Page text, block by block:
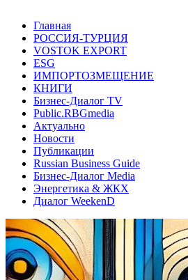
Главная
РОССИЯ-ТУРЦИЯ
VOSTOK EXPORT
ESG
ИМПОРТОЗМЕЩЕНИЕ
КНИГИ
Бизнес-Диалог TV
Public.RBGmedia
Актуально
Новости
Публикации
Russian Business Guide
Бизнес-Диалог Media
Энергетика & ЖКХ
Диалог WeekenD